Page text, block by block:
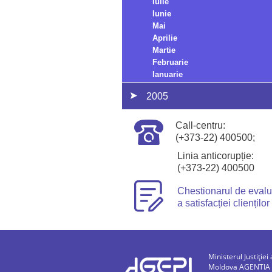
Iunie
Mai
Aprilie
Martie
Februarie
Ianuarie
2005
Call-centru:
(+373-22) 400500;
Linia anticorupție:
(+373-22) 400500
Chestionarul de
a satisfacției clienților
Ministerul Justiției
Moldova AGENTIA